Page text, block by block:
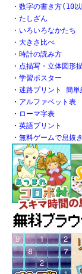
・ 数字の書き方(10
・ たしざん
・ いろいろなかたち
・ 大きさ比べ
・ 時計の読み方
・ 点描写・立体図形
・ 学習ポスター
・ 迷路プリント 簡単
・ アルファベット表
・ ローマ字表
・ 英語プリント
・ 無料ゲームで息抜